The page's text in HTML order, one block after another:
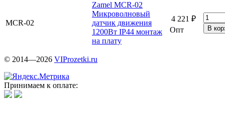
MCR-02
Zamel MCR-02
Микроволновый
датчик движения
1200Вт IP44 монтаж
на плату
4 221 ₽
Опт
© 2014—2026 VIProzetki.ru
Принимаем к оплате: